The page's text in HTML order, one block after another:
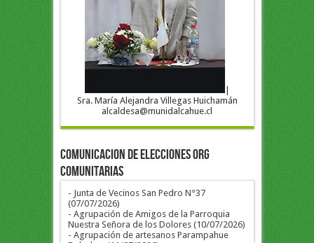
Sra. María Alejandra Villegas Huichamán
alcaldesa@munidalcahue.cl
COMUNICACION DE ELECCIONES ORG
COMUNITARIAS
- Junta de Vecinos San Pedro N°37
(07/07/2026)
- Agrupación de Amigos de la Parroquia
Nuestra Señora de los Dolores (10/07/2026)
- Agrupación de artesanos Parampahue